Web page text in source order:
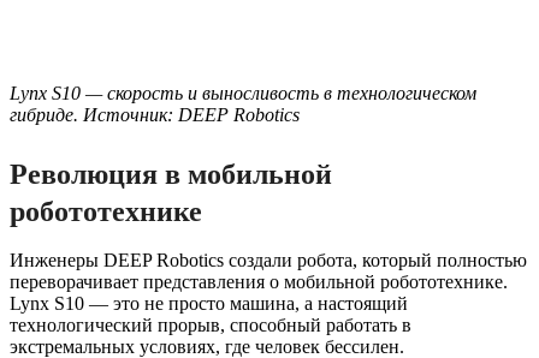
Lynx S10 — скорость и выносливость в технологическом
гибриде. Источник: DEEP Robotics
Революция в мобильной
робототехнике
Инженеры DEEP Robotics создали робота, который полностью
переворачивает представления о мобильной робототехнике.
Lynx S10 — это не просто машина, а настоящий
технологический прорыв, способный работать в
экстремальных условиях, где человек бессилен.